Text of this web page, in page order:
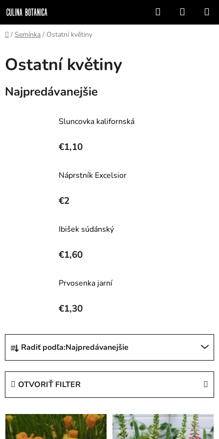
na
obsah
Hľadať
KOŠÍK
Domov
/ Semínka / Ostatní květiny
Ostatní květiny
Najpredávanejšie
Sluncovka kalifornská
€1,10
Náprstník Excelsior
€2
Ibišek súdánský
€1,60
Prvosenka jarní
€1,30
R
d
e
p
Radiť podľa:Najpredávanejšie
OTVORIŤ FILTER
V
ý